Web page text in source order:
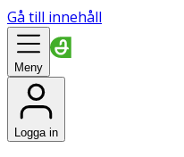
Gå till innehåll
Meny
Logga in